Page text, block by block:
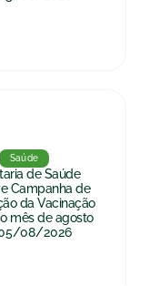
Saúde
de Saúde
Campanha de
da Vacinação
mês de agosto
08/2026